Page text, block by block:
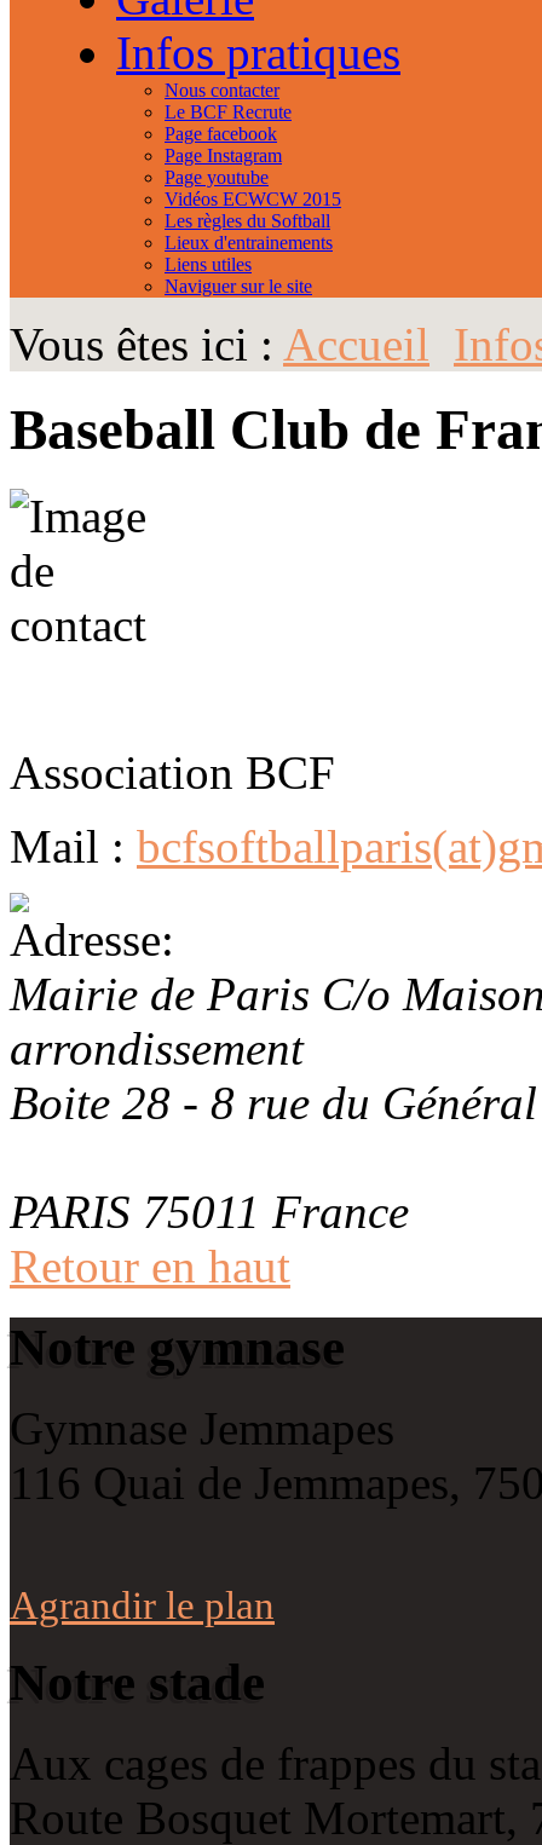
Infos pratiques
Nous contacter
Le BCF Recrute
Page facebook
Page Instagram
Page youtube
Vidéos ECWCW 2015
Les règles du Softball
Lieux d'entrainements
Liens utiles
Naviguer sur le site
Vous êtes ici : Accueil
Baseball Club de
Association BCF
Mail :
Mairie de Paris C/o
arrondissement
Boite 28 - 8 rue du
PARIS 75011 France
Retour en haut
Notre gymnase
Gymnase Jemmapes
116 Quai de Jemmapes,
Agrandir le plan
Notre stade
Aux cages de frappes du
Route Bosquet Mortemart,